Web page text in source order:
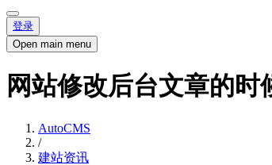
登录
Open main menu
网站修改后台文章的
AutoCMS
/
建站资讯